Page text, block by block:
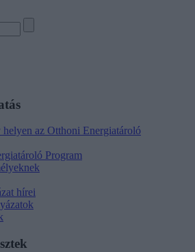
az Otthoni Energiatároló
Program
hírei